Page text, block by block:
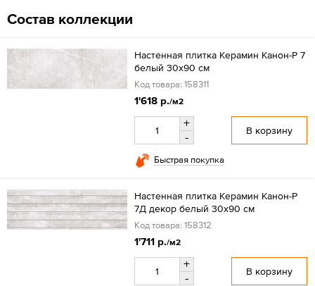
Состав коллекции
Настенная плитка Керамин Канон-Р 7
белый 30x90 см
Код товара: 158311
1'618 р./м2
+
-
В корзину
Быстрая покупка
Настенная плитка Керамин Канон-Р
7Д декор белый 30x90 см
Код товара: 158312
1'711 р./м2
+
-
В корзину